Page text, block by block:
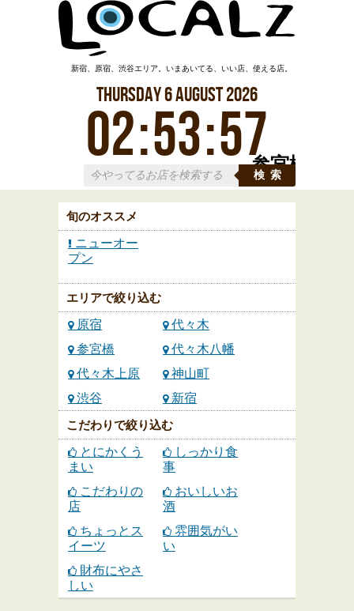
参宮橋
新宿、原宿、渋谷エリア。いまあいてる、いい店、使える店。
Thursday6August2026
02:53:57
検索
旬のオススメ
ニューオー
プン
エリアで絞り込む
原宿
代々木
参宮橋
代々木八幡
代々木上原
神山町
渋谷
新宿
こだわりで絞り込む
とにかくう
まい
しっかり食
事
こだわりの
店
おいしいお
酒
ちょっとス
イーツ
雰囲気がい
い
財布にやさ
しい